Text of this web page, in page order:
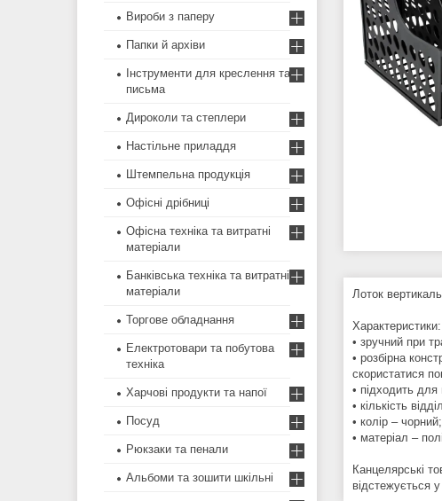
Лоток
Характеристики:
• зручний при
• розбірна
скористатися
• підходить
• кількість
• колір – чорний;
• матеріал –
Канцелярські
відстежується
Вироби з паперу
Папки й архіви
Інструменти для креслення та
письма
Дироколи та степлери
Настільне приладдя
Штемпельна продукція
Офісні дрібниці
Офісна техніка та витратні
матеріали
Банківська техніка та витратні
матеріали
Торгове обладнання
Електротовари та побутова
техніка
Харчові продукти та напої
Посуд
Рюкзаки та пенали
Альбоми та зошити шкільні